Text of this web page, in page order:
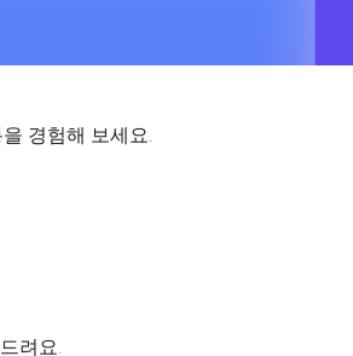
경험해 보세요.
려요.